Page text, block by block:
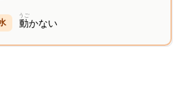
動
うご
かない